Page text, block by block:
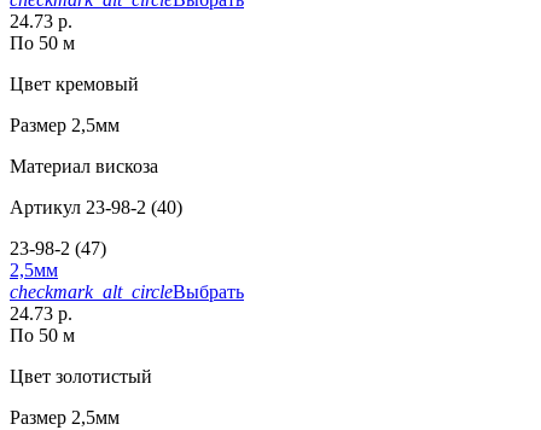
24.73 р.
По 50 м
Цвет кремовый
Размер 2,5мм
Материал вискоза
Артикул 23-98-2 (40)
23-98-2 (47)
2,5мм
checkmark_alt_circleВыбрать
24.73 р.
По 50 м
Цвет золотистый
Размер 2,5мм